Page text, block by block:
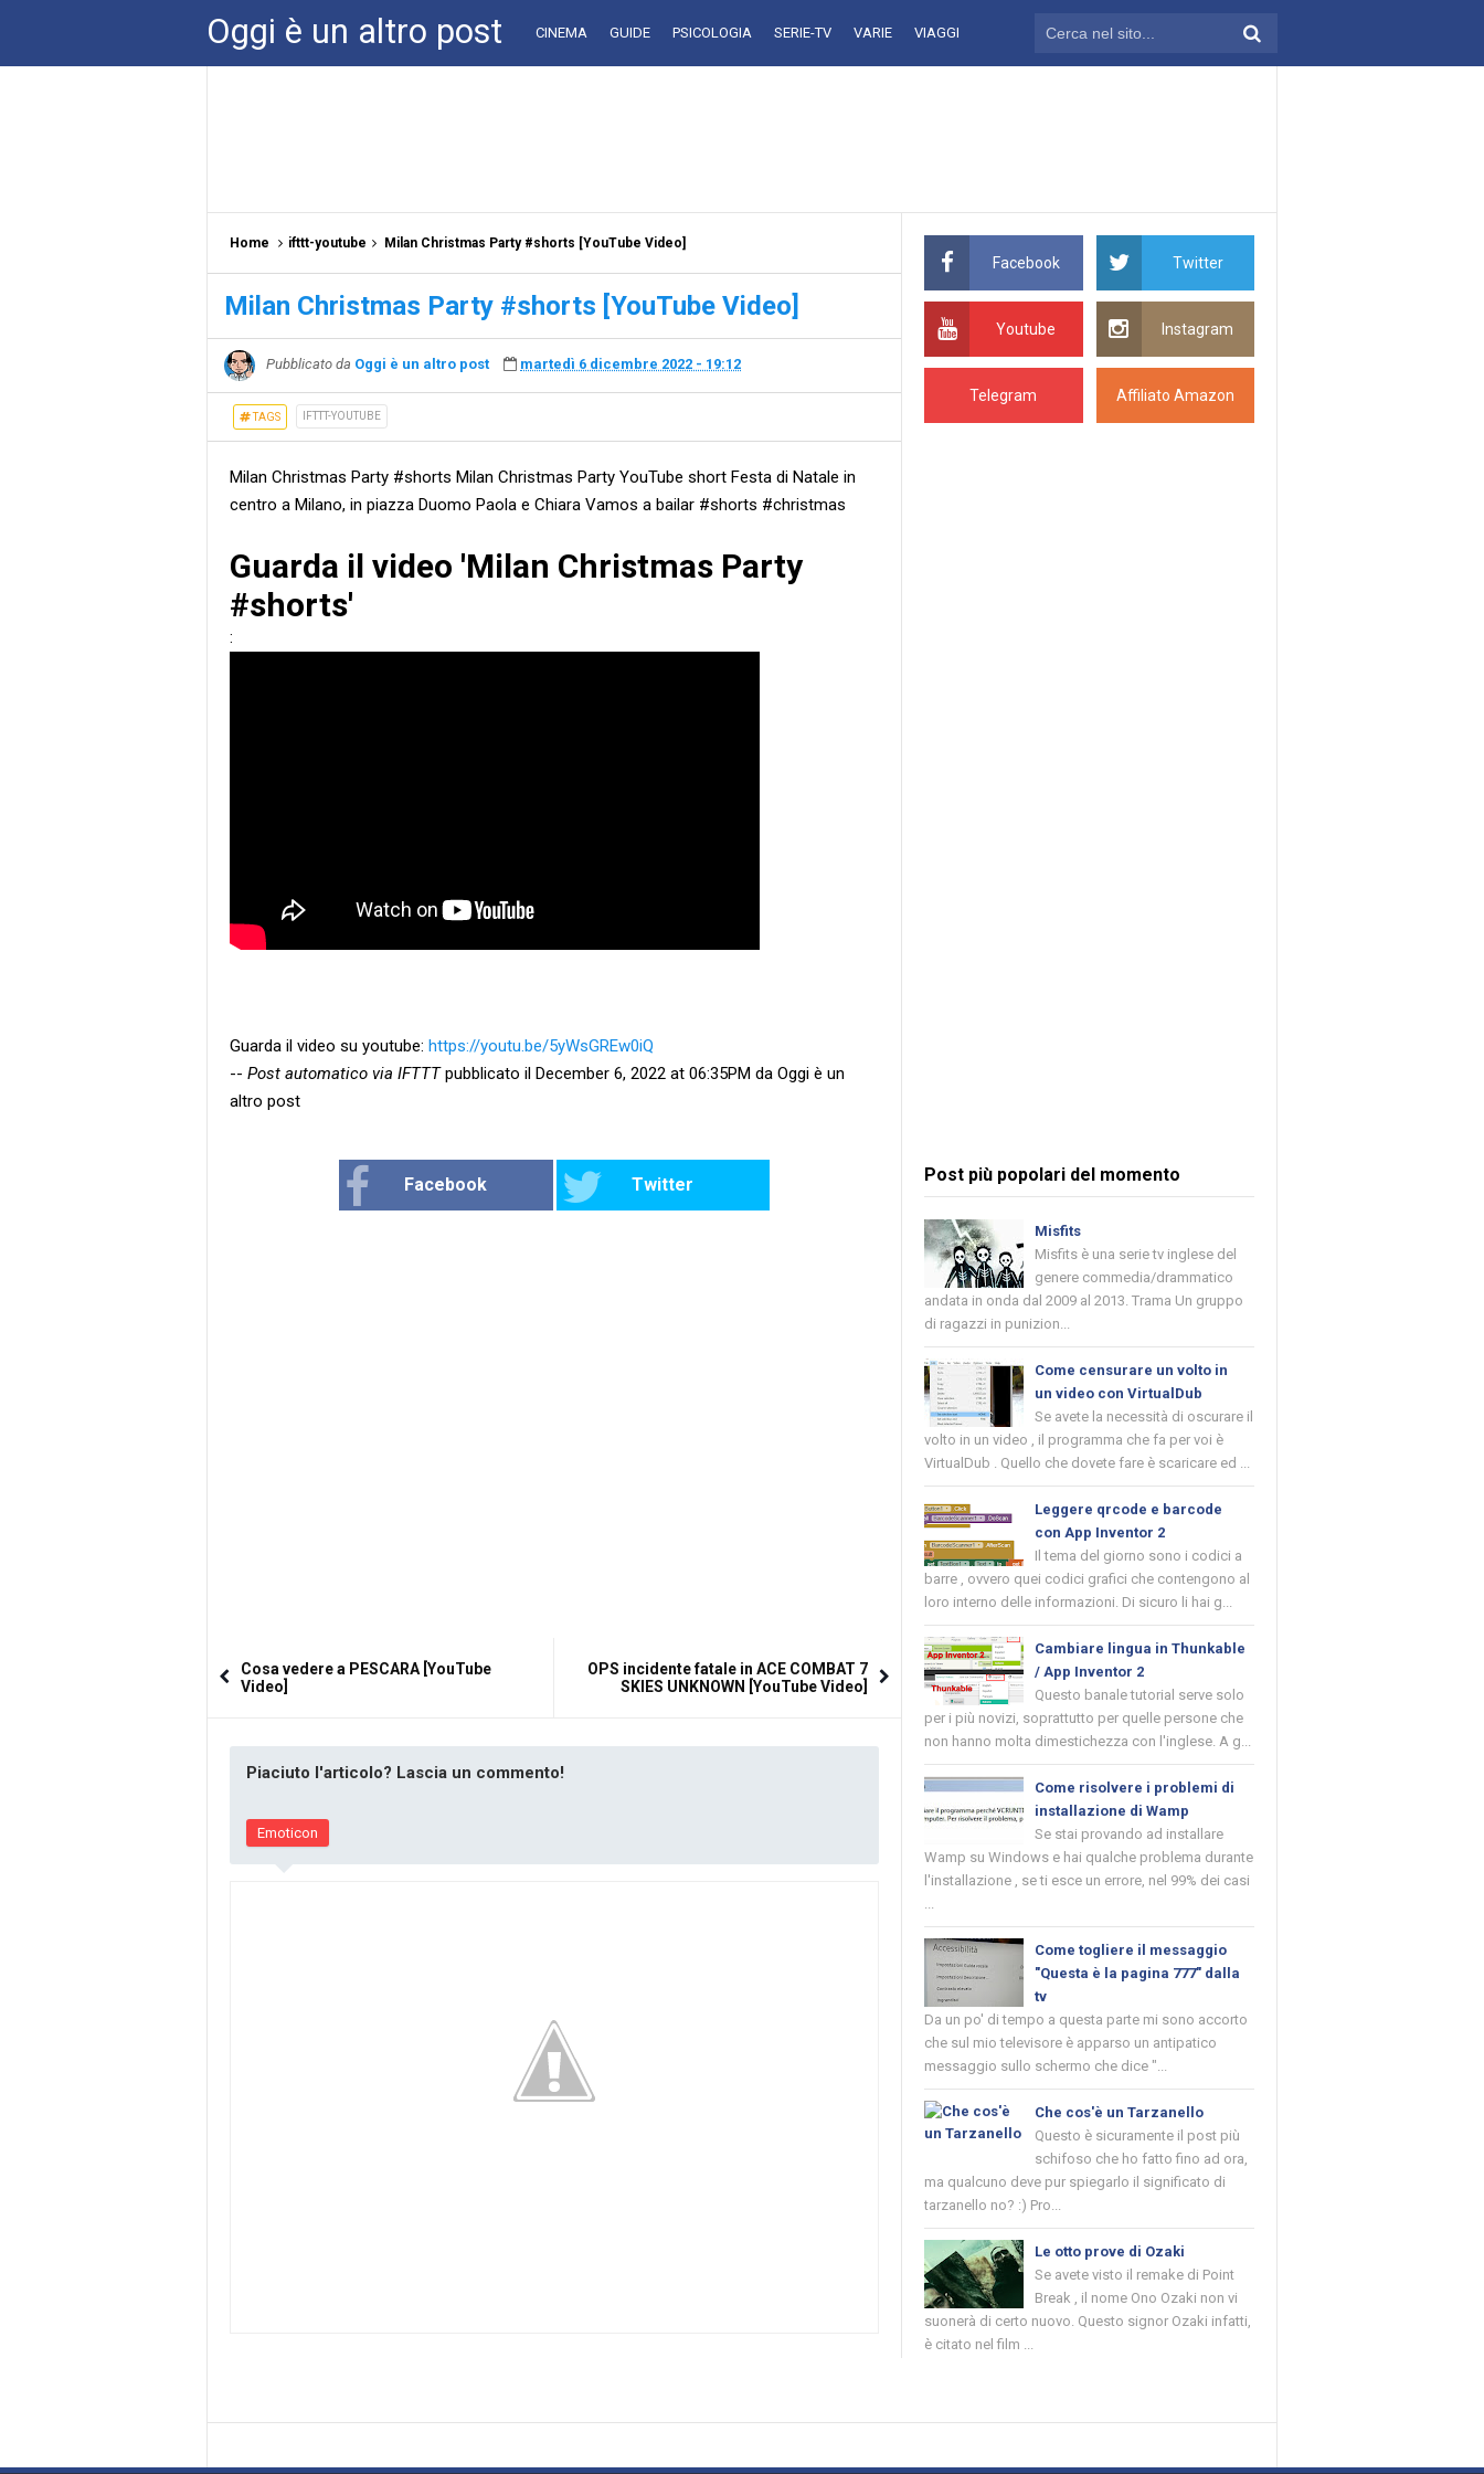
Oggi è un altro post CINEMA GUIDE PSICOLOGIA SERIE-TV VARIE VIAGGI
Home ifttt-youtube Milan Christmas Party #shorts [YouTube Video]
Milan Christmas Party #shorts [YouTube Video]
Pubblicato da Oggi è un altro post martedì 6 dicembre 2022 - 19:12
TAGS IFTTT-YOUTUBE
Milan Christmas Party #shorts Milan Christmas Party YouTube short Festa di Natale in
centro a Milano, in piazza Duomo Paola e Chiara Vamos a bailar #shorts #christmas
Guarda il video 'Milan Christmas Party
#shorts'
:
Guarda il video su youtube: https://youtu.be/5yWsGREw0iQ
-- Post automatico via IFTTTpubblicato il December 6, 2022 at 06:35PM da Oggi è un
altro post
Facebook Twitter
Cosa vedere a PESCARA [YouTube
Video]
OPS incidente fatale in ACE COMBAT 7
SKIES UNKNOWN [YouTube Video]
Piaciuto l'articolo? Lascia un commento!
Emoticon
Facebook Twitter
Youtube Instagram
Telegram Affiliato Amazon
Post più popolari del momento
Misfits
Misfits è una serie tv inglese del
genere commedia/drammatico
andata in onda dal 2009 al 2013. Trama Un gruppo
di ragazzi in punizion...
Come censurare un volto in
un video con VirtualDub
Se avete la necessità di oscurare il
volto in un video , il programma che fa per voi è
VirtualDub . Quello che dovete fare è scaricare ed ...
Leggere qrcode e barcode
con App Inventor 2
Il tema del giorno sono i codici a
barre , ovvero quei codici grafici che contengono al
loro interno delle informazioni. Di sicuro li hai g...
Cambiare lingua in Thunkable
/ App Inventor 2
Questo banale tutorial serve solo
per i più novizi, soprattutto per quelle persone che
non hanno molta dimestichezza con l'inglese. A g...
Come risolvere i problemi di
installazione di Wamp
Se stai provando ad installare
Wamp su Windows e hai qualche problema durante
l'installazione , se ti esce un errore, nel 99% dei casi
...
Come togliere il messaggio
"Questa è la pagina 777" dalla
tv
Da un po' di tempo a questa parte mi sono accorto
che sul mio televisore è apparso un antipatico
messaggio sullo schermo che dice "...
Che cos'è un Tarzanello
Questo è sicuramente il post più
schifoso che ho fatto fino ad ora,
ma qualcuno deve pur spiegarlo il significato di
tarzanello no? :) Pro...
Le otto prove di Ozaki
Se avete visto il remake di Point
Break , il nome Ono Ozaki non vi
suonerà di certo nuovo. Questo signor Ozaki infatti,
è citato nel film ...